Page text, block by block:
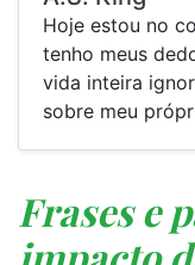
⁠Hoje estou no
tenho meus
vida inteira
sobre meu
Frases e